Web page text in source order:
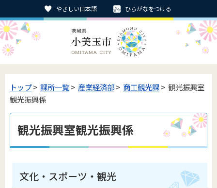
やさしい日本語 ひらがなをつける
トップ> 課所一覧> 産業経済部> 商工観光課> 観光振興室
観光振興係
観光振興室観光振興係
文化・スポーツ・観光